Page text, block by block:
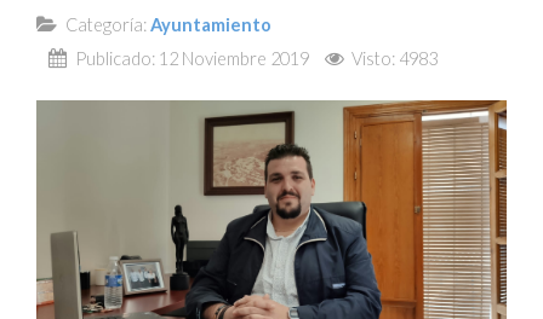
PLENOS DE LA JUNTA VECINAL
PERFIL DE CONTRATANTE
TRANSPARENCIA
Categoría:Ayuntamiento
Publicado: 12 Noviembre 2019
Visto: 4983